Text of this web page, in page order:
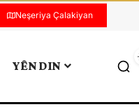
Neşeriya Çalakiyan
YÊN DIN